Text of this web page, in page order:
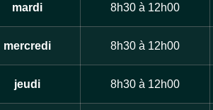
mardi 8h30 à 12h00
mercredi 8h30 à 12h00
jeudi 8h30 à 12h00